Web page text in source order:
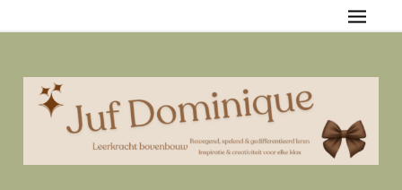
to
{Bewegend, spelend & gedifferentieerd leren — Inspiratie &